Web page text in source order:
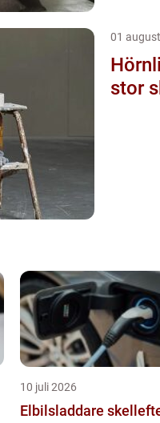
01
Hörnlister små
stor
10 juli 2026
Elbilsladdare